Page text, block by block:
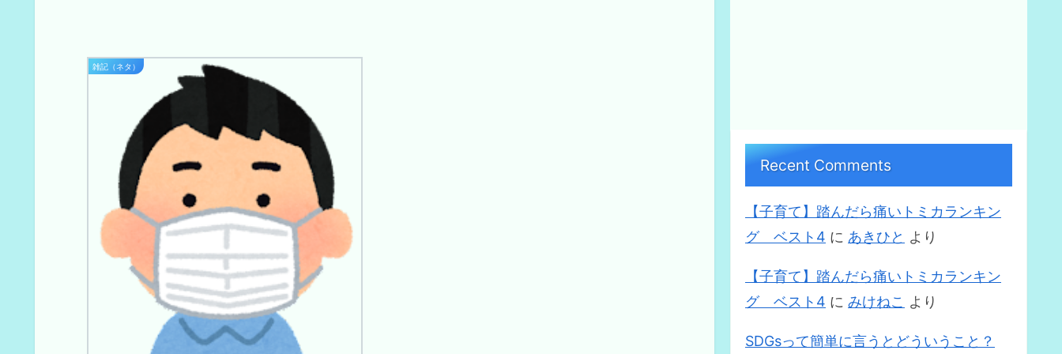
雑記（ネタ）
Recent Comments
【子育て】踏んだら痛いトミカランキン
グ ベスト4 に あきひと より
【子育て】踏んだら痛いトミカランキン
グ ベスト4 に みけねこ より
SDGsって簡単に言うとどういうこと？